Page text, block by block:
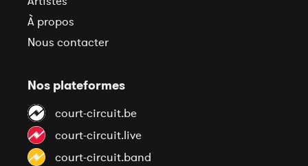
À propos
Nous contacter
Nos plateformes
court-circuit.be
court-circuit.live
court-circuit.band